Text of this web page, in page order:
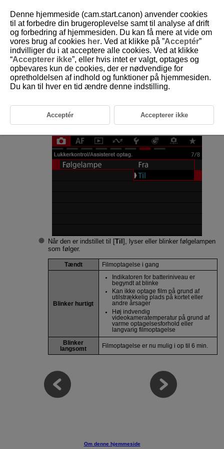
D292-074
Følgelampe
Følgelampen lyser eller blinker for at angive videokamerastatus.
Vælg [ :Følgelampe
Når den er indstillet til [Til ], lyser eller blinker følgelampen
som følger.
Tændt Filmoptagelse i gang
Blinker hurtigt
Indikatoren for batteriniveau er
begyndt at blinke
Kan ikke optage film på grund af
utilstrækkelig plads på kortet eller
andre årsager
Høj indvendig
videokameratemperatur på grund af
varme optagelsesforhold eller
langvarig filmoptagelse
Blinker
langsomt
Filmoptagelse er nu mulig i op til 6 min.
Om denne hjemmeside
Denne hjemmeside (cam.start.canon) anvender cookies
til at forbedre din brugeroplevelse samt til analyse af drift
og forbedring af hjemmesiden. Du kan få mere at vide om
vores brug af cookies her. Ved at klikke på ”Acceptér”
indvilliger du i at acceptere alle cookies. Ved at klikke
“Accepterer ikke”, eller hvis intet er valgt, optages og
opbevares kun de cookies, der er nødvendige for
opretholdelsen af indhold og funktioner på hjemmesiden.
Du kan til hver en tid ændre denne indstilling.
Acceptér Accepterer ikke